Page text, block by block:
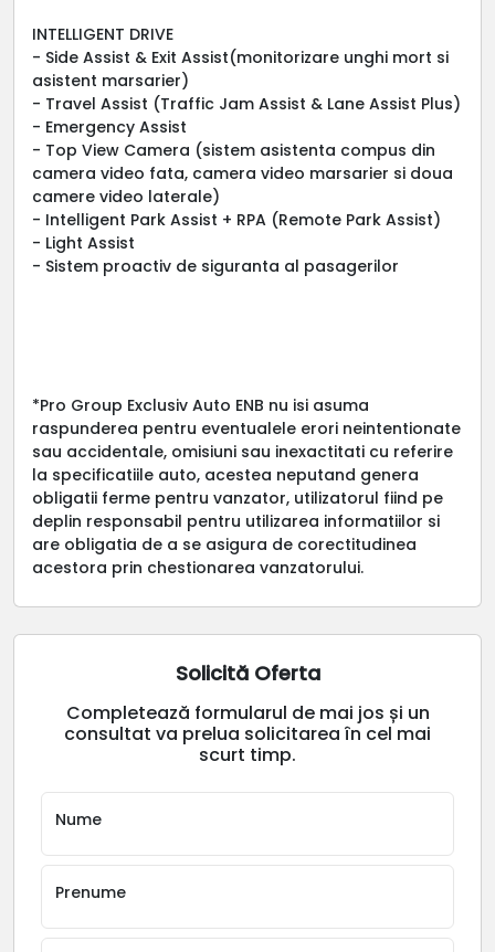
INTELLIGENT DRIVE
- Side Assist & Exit Assist(monitorizare unghi mort si
asistent marsarier)
- Travel Assist (Traffic Jam Assist & Lane Assist Plus)
- Emergency Assist
- Top View Camera (sistem asistenta compus din
camera video fata, camera video marsarier si doua
camere video laterale)
- Intelligent Park Assist + RPA (Remote Park Assist)
- Light Assist
- Sistem proactiv de siguranta al pasagerilor
*Pro Group Exclusiv Auto ENB nu isi asuma
raspunderea pentru eventualele erori neintentionate
sau accidentale, omisiuni sau inexactitati cu referire
la specificatiile auto, acestea neputand genera
obligatii ferme pentru vanzator, utilizatorul fiind pe
deplin responsabil pentru utilizarea informatiilor si
are obligatia de a se asigura de corectitudinea
acestora prin chestionarea vanzatorului.
Solicită Oferta
Completează formularul de mai jos și un
consultat va prelua solicitarea în cel mai
scurt timp.
Nume
Prenume